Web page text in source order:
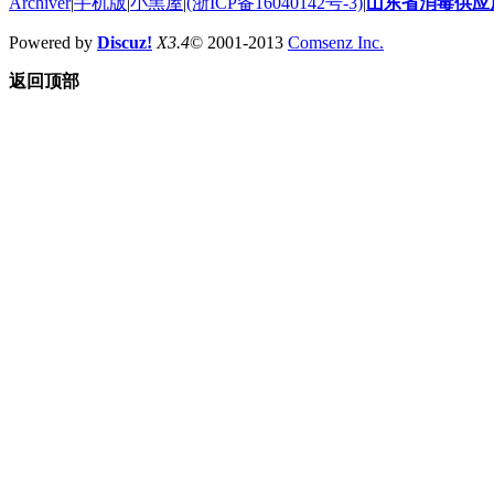
Powered by Discuz! X3.4© 2001-2013 Comsenz Inc.
返回顶部